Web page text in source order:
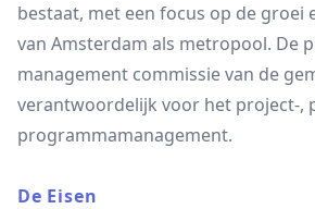
bestaat, met een focus op de groei
van Amsterdam als metropool. De
management commissie van de
verantwoordelijk voor het project-,
programmamanagement.
De Eisen